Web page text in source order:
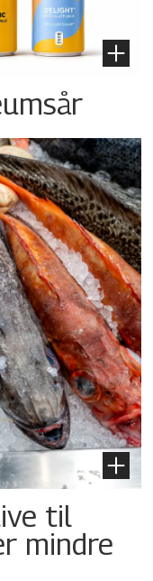
til
mindre